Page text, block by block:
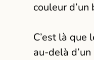
couleur
C’est là que
au-delà